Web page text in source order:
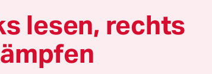
zu diesem Thema sehr klar
am Freitag in Luxemburg.
am besten, die
lesen, rechts